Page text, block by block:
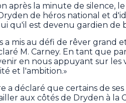
après la minute de silence,
de héros national et
qu'il est devenu gardien de
a mis au défi de rêver grand
M. Carney. En tant que
en nous appuyant sur les
et l'ambition.»
a déclaré que certains de
aux côtés de Dryden à la